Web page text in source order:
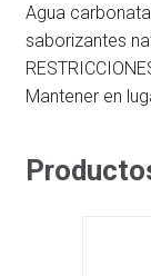
Agua
saborizantes
Mantener en